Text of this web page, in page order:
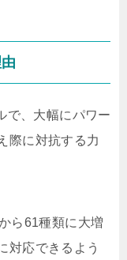
で、大幅にパワー
際に対抗する力
ら61種類に大増
対応できるよう